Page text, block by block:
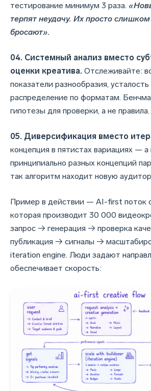
тестирование минимум 3 раза.
терпят неудачу. Их просто
бросают».
04. Системный анализ вместо
оценки креатива. Отслеживайте:
показатели разнообразия,
распределение по форматам.
гипотезы для проверки, а не правила.
05. Диверсификация вместо
концепция в пятистах вариациях — а
принципиально разных концепций
так алгоритм находит новую
Пример в действии — AI-first поток
которая производит 30 000
запрос → генерация → проверка
публикация → сигналы →
iteration engine. Люди задают
обеспечивает скорость: